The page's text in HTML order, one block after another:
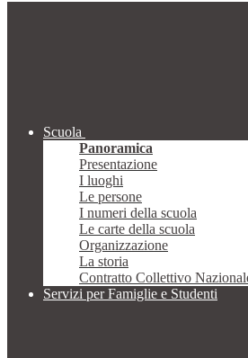
Scuola
Panoramica
Presentazione
I luoghi
Le persone
I numeri della scuola
Le carte della scuola
Organizzazione
La storia
Contratto Collettivo
Servizi per Famiglie e Studenti